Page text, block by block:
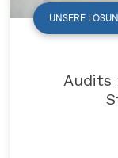
UNSERE
Audits